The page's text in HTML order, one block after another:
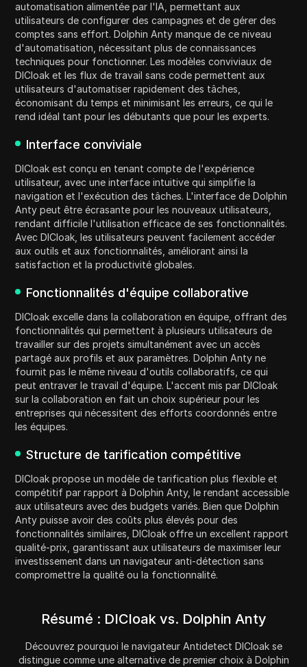
automatisation alimentée par l'IA, permettant aux
utilisateurs de configurer des campagnes et de gérer des
comptes sans effort. Dolphin Anty manque de ce niveau
d'automatisation, nécessitant plus de connaissances
techniques pour fonctionner. Les modèles conviviaux de
DICloak et les flux de travail sans code permettent aux
utilisateurs d'automatiser rapidement des tâches,
économisant du temps et minimisant les erreurs, ce qui le
rend idéal tant pour les débutants que pour les experts.
Interface conviviale
DICloak est conçu en tenant compte de l'expérience
utilisateur, avec une interface intuitive qui simplifie la
navigation et l'exécution des tâches. L'interface de Dolphin
Anty peut être écrasante pour les nouveaux utilisateurs,
rendant difficile l'utilisation efficace de ses fonctionnalités.
Avec DICloak, les utilisateurs peuvent facilement accéder
aux outils et aux fonctionnalités, améliorant ainsi la
satisfaction et la productivité globales.
Fonctionnalités d'équipe collaborative
DICloak excelle dans la collaboration en équipe, offrant des
fonctionnalités qui permettent à plusieurs utilisateurs de
travailler sur des projets simultanément avec un accès
partagé aux profils et aux paramètres. Dolphin Anty ne
fournit pas le même niveau d'outils collaboratifs, ce qui
peut entraver le travail d'équipe. L'accent mis par DICloak
sur la collaboration en fait un choix supérieur pour les
entreprises qui nécessitent des efforts coordonnés entre
les équipes.
Structure de tarification compétitive
DICloak propose un modèle de tarification plus flexible et
compétitif par rapport à Dolphin Anty, le rendant accessible
aux utilisateurs avec des budgets variés. Bien que Dolphin
Anty puisse avoir des coûts plus élevés pour des
fonctionnalités similaires, DICloak offre un excellent rapport
qualité-prix, garantissant aux utilisateurs de maximiser leur
investissement dans un navigateur anti-détection sans
compromettre la qualité ou la fonctionnalité.
Résumé : DICloak vs. Dolphin Anty
Découvrez pourquoi le navigateur Antidetect DICloak se
distingue comme une alternative de premier choix à Dolphin